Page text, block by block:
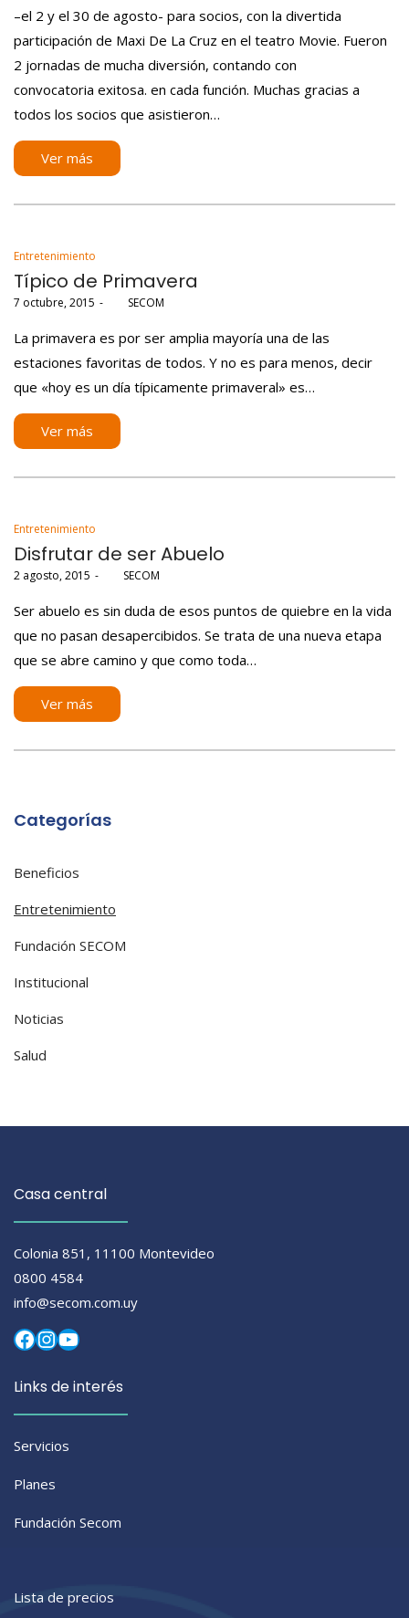
–el 2 y el 30 de agosto- para socios, con la divertida
participación de Maxi De La Cruz en el teatro Movie. Fueron
2 jornadas de mucha diversión, contando con
convocatoria exitosa. en cada función. Muchas gracias a
todos los socios que asistieron…
Ver más
Posted
in
Entretenimiento
Típico de Primavera
Posted
7 octubre, 2015 SECOM
La primavera es por ser amplia mayoría una de las
estaciones favoritas de todos. Y no es para menos, decir
que «hoy es un día típicamente primaveral» es…
Ver más
Posted
in
Entretenimiento
Disfrutar de ser Abuelo
Posted
2 agosto, 2015 SECOM
Ser abuelo es sin duda de esos puntos de quiebre en la vida
que no pasan desapercibidos. Se trata de una nueva etapa
que se abre camino y que como toda…
Ver más
Categorías
Beneficios
Entretenimiento
Fundación SECOM
Institucional
Noticias
Salud
Casa central
Colonia 851, 11100 Montevideo
0800 4584
info@secom.com.uy
Facebook
Instagram
YouTube
Links de interés
Servicios
Planes
Fundación Secom
Lista de precios